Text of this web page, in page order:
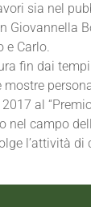
sia nel
Giovannella
e Carlo.
fin dai
al
nel campo
l’attività di